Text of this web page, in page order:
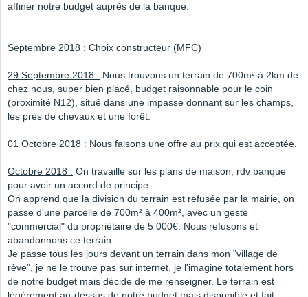
affiner notre budget auprès de la banque.
Septembre 2018 : Choix constructeur (MFC)
29 Septembre 2018 : Nous trouvons un terrain de 700m² à 2km de
chez nous, super bien placé, budget raisonnable pour le coin
(proximité N12), situé dans une impasse donnant sur les champs,
les prés de chevaux et une forêt.
01 Octobre 2018 : Nous faisons une offre au prix qui est acceptée.
Octobre 2018 : On travaille sur les plans de maison, rdv banque
pour avoir un accord de principe.
On apprend que la division du terrain est refusée par la mairie, on
passe d'une parcelle de 700m² à 400m², avec un geste
"commercial" du propriétaire de 5 000€. Nous refusons et
abandonnons ce terrain.
Je passe tous les jours devant un terrain dans mon "village de
rêve", je ne le trouve pas sur internet, je l'imagine totalement hors
de notre budget mais décide de me renseigner. Le terrain est